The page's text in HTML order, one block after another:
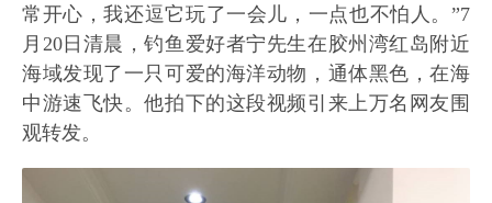
常开心，我还逗它玩了一会儿，一点也不怕人。”7
月20日清晨，钓鱼爱好者宁先生在胶州湾红岛附近
海域发现了一只可爱的海洋动物，通体黑色，在海
中游速飞快。他拍下的这段视频引来上万名网友围
观转发。